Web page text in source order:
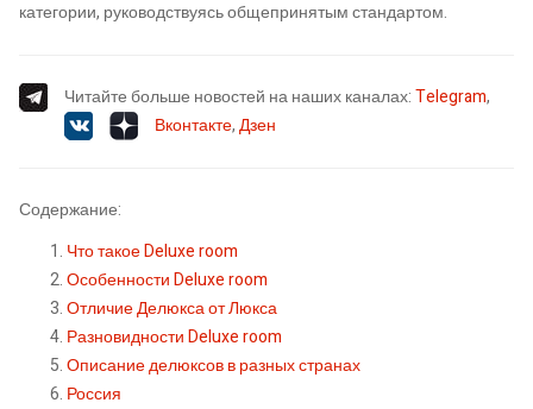
категории, руководствуясь общепринятым стандартом.
Читайте больше новостей на наших каналах:Telegram,
Вконтакте,Дзен
Содержание:
Что такое Deluxe room
Особенности Deluxe room
Отличие Делюкса от Люкса
Разновидности Deluxe room
Описание делюксов в разных странах
Россия